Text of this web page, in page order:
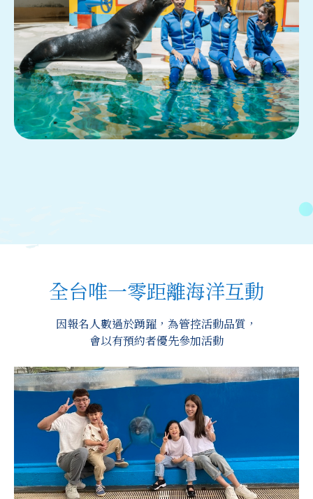
全台唯一零距離海洋互動
因報名人數過於踴躍，為管控活動品質，
會以有預約者優先參加活動